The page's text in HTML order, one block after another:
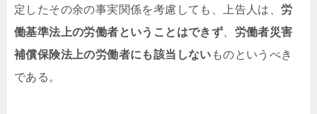
定したその余の事実関係を考慮しても、上告人は、労
働基準法上の労働者ということはできず
労働者災害
補償保険法上の労働者にも該当しない ものというべき
である。